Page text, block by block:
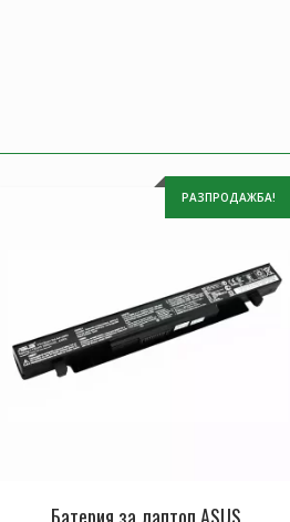
РАЗПРОДАЖБА!
Батерия за лаптоп ASUS